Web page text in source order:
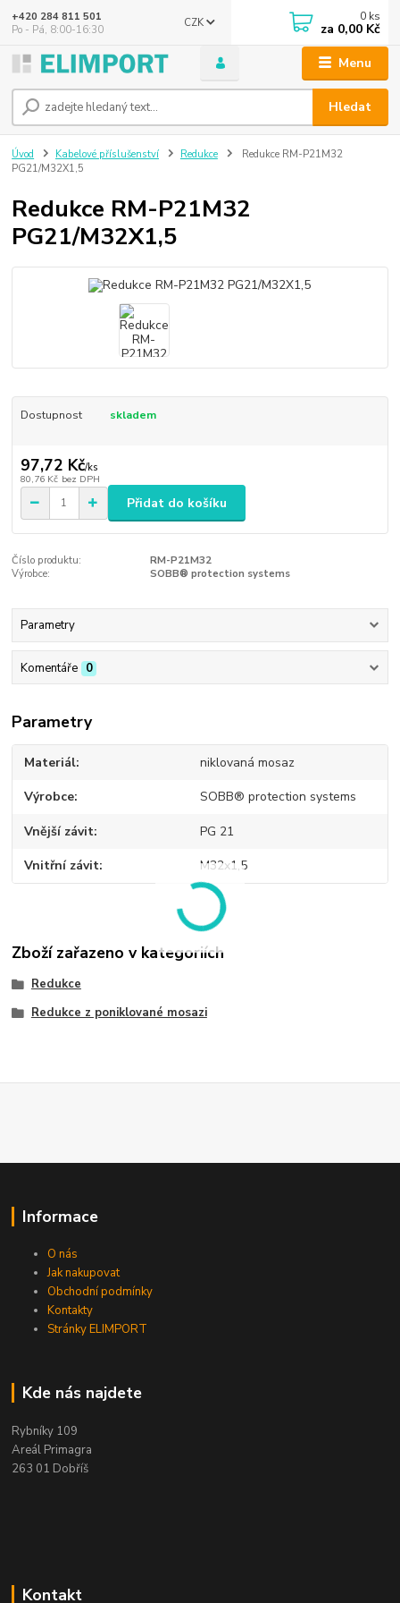
Menu
CZK
Hledat
+420 284 811 501
Po - Pá, 8:00-16:30
0 ks
za 0,00 Kč
Úvod Kabelové příslušenství Redukce
Redukce RM-P21M32
PG21/M32X1,5
Redukce RM-P21M32
PG21/M32X1,5
Dostupnost skladem
97,72 Kč/ks
80,76 Kč bez DPH
Přidat do košíku
Číslo produktu:
RM-P21M32
Výrobce:
SOBB® protection systems
Parametry
Komentáře 0
Parametry
Materiál niklovaná mosaz
Výrobce SOBB® protection systems
Vnější závit PG 21
Vnitřní závit M32x1,5
Zboží zařazeno v kategoriích
Redukce
Redukce z poniklované mosazi
Informace
O nás
Jak nakupovat
Obchodní podmínky
Kontakty
Stránky ELIMPORT
Kde nás najdete
Rybníky 109
Areál Primagra
263 01 Dobříš
Kontakt